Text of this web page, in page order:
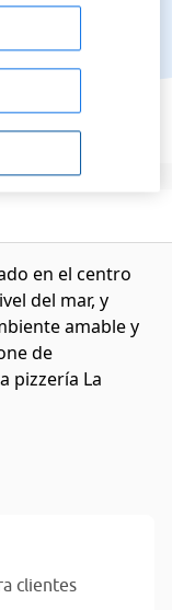
en el centro
del mar, y
amable y
de
pizzería La
clientes